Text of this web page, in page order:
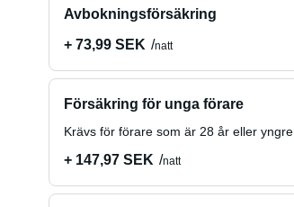
Avbokningsförsäkring
+ 73,99 SEK
natt
Försäkring för unga förare
Krävs för förare som är 28 år eller yngre.
+ 147,97 SEK natt